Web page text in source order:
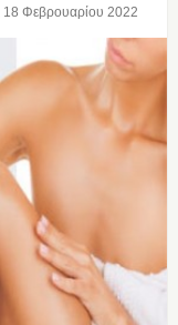
18 Φεβρουαρίου 2022